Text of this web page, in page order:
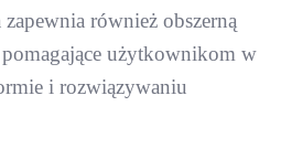
również obszerną
użytkownikom w
i rozwiązywaniu